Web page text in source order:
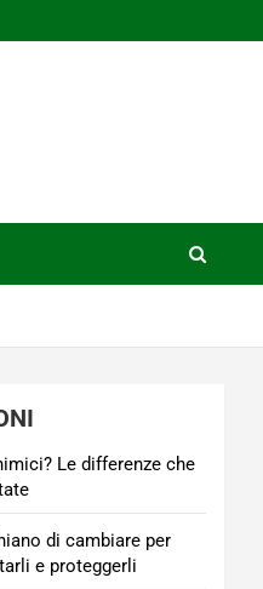
Le differenze che
di cambiare per
e proteggerli